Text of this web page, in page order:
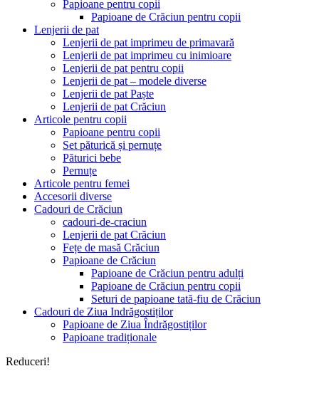
Papioane pentru copii
Papioane de Crăciun pentru copii
Lenjerii de pat
Lenjerii de pat imprimeu de primavară
Lenjerii de pat imprimeu cu inimioare
Lenjerii de pat pentru copii
Lenjerii de pat – modele diverse
Lenjerii de pat Paște
Lenjerii de pat Crăciun
Articole pentru copii
Papioane pentru copii
Set păturică și pernuțe
Păturici bebe
Pernuțe
Articole pentru femei
Accesorii diverse
Cadouri de Crăciun
cadouri-de-craciun
Lenjerii de pat Crăciun
Fețe de masă Crăciun
Papioane de Crăciun
Papioane de Crăciun pentru adulți
Papioane de Crăciun pentru copii
Seturi de papioane tată-fiu de Crăciun
Cadouri de Ziua Indrăgostiților
Papioane de Ziua Îndrăgostiților
Papioane tradiționale
Reduceri!